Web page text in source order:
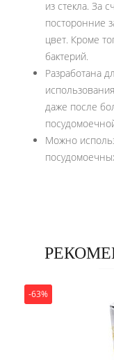
из стекла. За
посторонние
цвет. Кроме
бактерий.
Разработана
даже после
Можно
-63%